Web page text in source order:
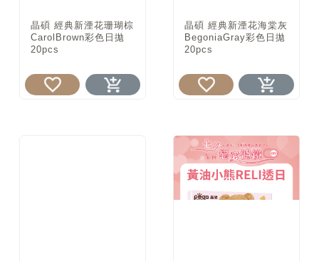
晶碩 經典新湮花珊瑚棕
CarolBrown彩色日拋
20pcs
晶碩 經典新湮花海棠灰
BegoniaGray彩色日拋
20pcs